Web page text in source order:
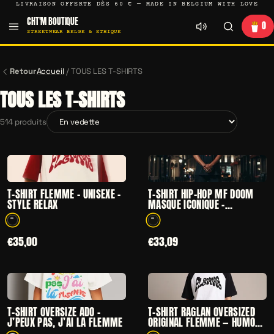
LIVRAISON OFFERTE DÈS 60 € — MADE IN BELGIUM WITH LOVE
CHT'M BOUTIQUE
STREETWEAR BELGE & ETHIQUE 0
RetourAccueil/TOUS LES T-SHIRTS
TOUS LES T-SHIRTS
514 produits
Trier par
CHOISIR
— T-SHIRT FLEMME – UNISEXE – STYLE RELAX
T-SHIRT FLEMME – UNISEXE –
STYLE RELAX
1 coloris disponibles
€35,00
CHOISIR
— T-SHIRT HIP-
T-SHIRT HIP-HOP MF DOOM
MASQUE ICONIQUE –
HOMMAGE AU RAPPEUR
LÉGENDAIRE
1 coloris disponibles
€33,09
CHOISIR
— T-SHIRT OVERSIZE ADO – J’PEUX PAS, J’AI LA
T-SHIRT OVERSIZE ADO –
J’PEUX PAS, J’AI LA FLEMME
CHOISIR
— T-SHIRT
T-SHIRT RAGLAN OVERSIZED
ORIGINAL FLEMME — HUMOUR